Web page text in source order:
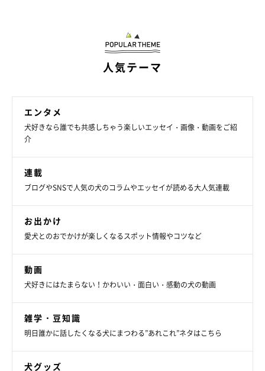
人気テーマ
エンタメ
犬好きなら誰でも共感しちゃう楽しいエッセイ・画像・動画をご紹
介
連載
ブログやSNSで人気の犬のコラムやエッセイが読める大人気連載
お出かけ
愛犬とのおでかけが楽しくなるスポット情報やコツなど
動画
犬好きにはたまらない！かわいい・面白い・感動の犬の動画
雑学・豆知識
明日誰かに話したくなる犬にまつわる”あれこれ”ネタはこちら
犬グッズ